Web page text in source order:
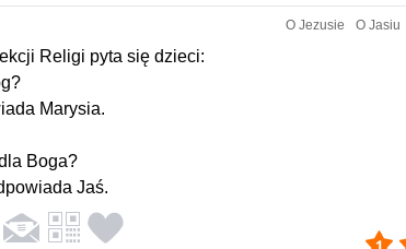
O Jezusie O Jasiu
Religi pyta się dzieci:
Marysia.
Boga?
Jaś.